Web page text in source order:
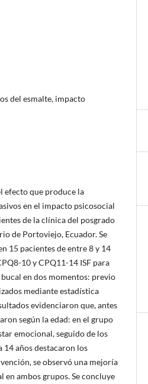
del esmalte, impacto
efecto que produce la
en el impacto psicosocial
de la clínica del posgrado
de Portoviejo, Ecuador. Se
15 pacientes de entre 8 y 14
10 y CPQ11-14 ISF para
en dos momentos: previo
mediante estadística
evidenciaron que, antes
según la edad: en el grupo
emocional, seguido de los
14 años destacaron los
se observó una mejoría
ambos grupos. Se concluye